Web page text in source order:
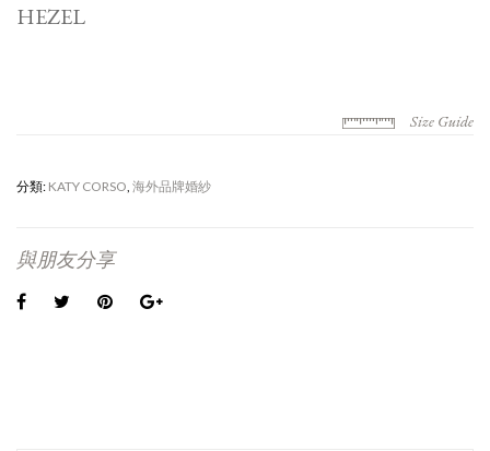
HEZEL
Size Guide
分類: KATY CORSO 海外品牌婚紗
與朋友分享